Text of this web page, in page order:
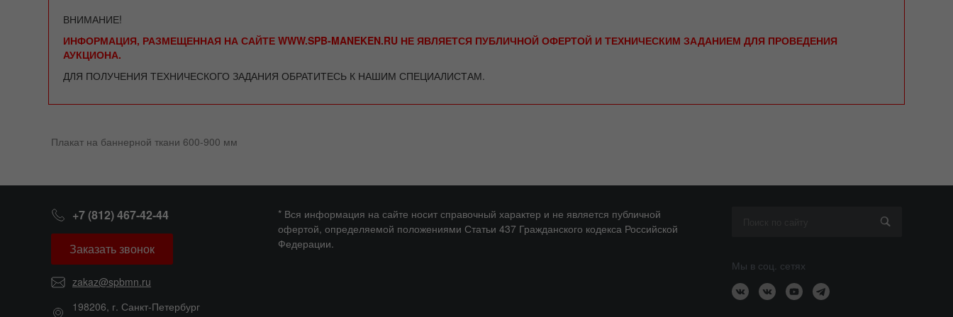
ВНИМАНИЕ!
ИНФОРМАЦИЯ, РАЗМЕЩЕННАЯ НА САЙТЕ WWW.SPB-MANEKEN.RU НЕ ЯВЛЯЕТСЯ ПУБЛИЧНОЙ ОФЕРТОЙ И ТЕХНИЧЕСКИМ ЗАДАНИЕМ ДЛЯ ПРОВЕДЕНИЯ
АУКЦИОНА.
ДЛЯ ПОЛУЧЕНИЯ ТЕХНИЧЕСКОГО ЗАДАНИЯ ОБРАТИТЕСЬ К НАШИМ СПЕЦИАЛИСТАМ.
Плакат на баннерной ткани 600-900 мм
+7 (812) 467-42-44
Заказать звонок
zakaz@spbmn.ru
198206, г. Санкт-Петербург
* Вся информация на сайте носит справочный характер и не является публичной
офертой, определяемой положениями Статьи 437 Гражданского кодекса Российской
Федерации.
Мы в соц. сетях